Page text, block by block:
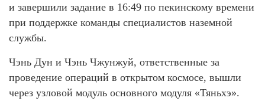
и завершили задание в 16:49 по пекинскому времени
при поддержке команды специалистов наземной
службы.
Чэнь Дун и Чэнь Чжунжуй, ответственные за
проведение операций в открытом космосе, вышли
через узловой модуль основного модуля «Тяньхэ».